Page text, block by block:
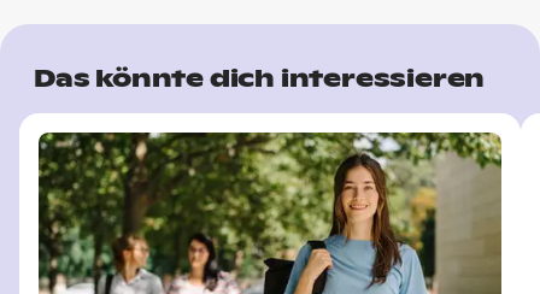
Das könnte dich interessieren